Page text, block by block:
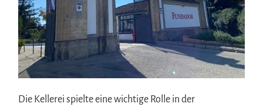
Die Kellerei spielte eine wichtige Rolle in der